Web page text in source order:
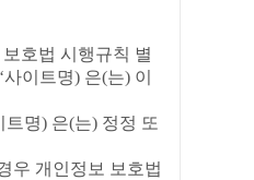
호법 시행규칙 별
이트명) 은(는) 이
명) 은(는) 정정 또
우 개인정보 보호법